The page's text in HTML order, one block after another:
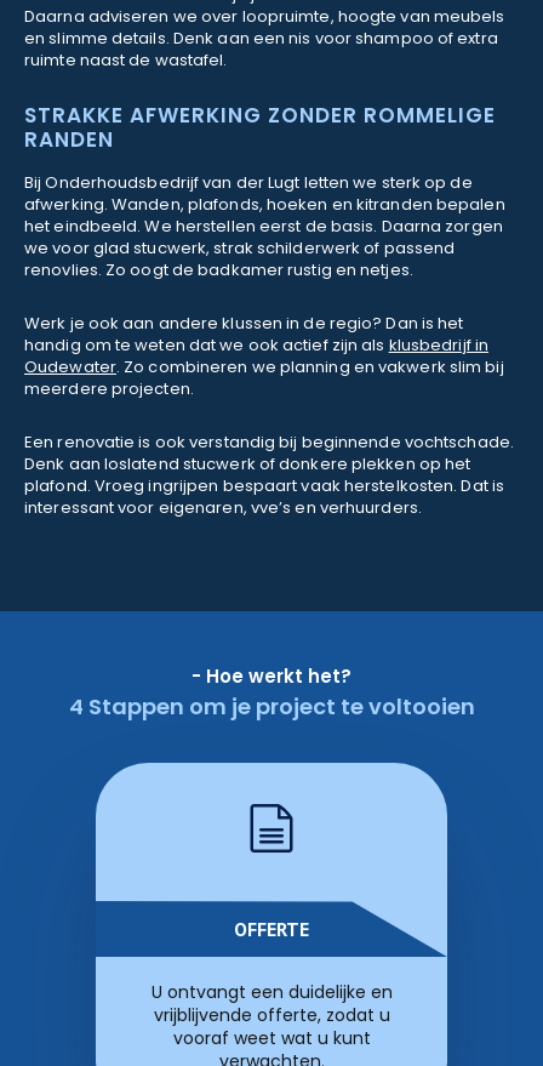
Daarna adviseren we over loopruimte, hoogte van meubels
en slimme details. Denk aan een nis voor shampoo of extra
ruimte naast de wastafel.
STRAKKE AFWERKING ZONDER ROMMELIGE
RANDEN
Bij Onderhoudsbedrijf van der Lugt letten we sterk op de
afwerking. Wanden, plafonds, hoeken en kitranden bepalen
het eindbeeld. We herstellen eerst de basis. Daarna zorgen
we voor glad stucwerk, strak schilderwerk of passend
renovlies. Zo oogt de badkamer rustig en netjes.
Werk je ook aan andere klussen in de regio? Dan is het
handig om te weten dat we ook actief zijn als klusbedrijf in
Oudewater. Zo combineren we planning en vakwerk slim bij
meerdere projecten.
Een renovatie is ook verstandig bij beginnende vochtschade.
Denk aan loslatend stucwerk of donkere plekken op het
plafond. Vroeg ingrijpen bespaart vaak herstelkosten. Dat is
interessant voor eigenaren, vve’s en verhuurders.
- Hoe werkt het?
4 Stappen om je project te voltooien
OFFERTE
U ontvangt een duidelijke en
vrijblijvende offerte, zodat u
vooraf weet wat u kunt
verwachten.